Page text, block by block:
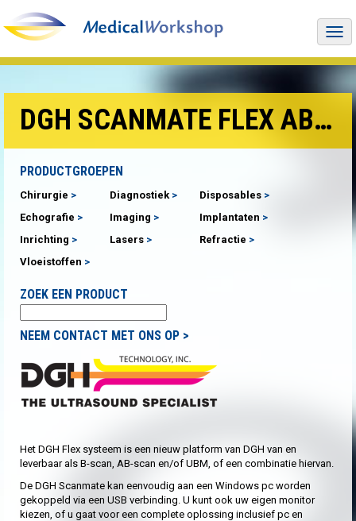
DGH SCANMATE FLEX AB SCAN
PRODUCTGROEPEN
Chirurgie Diagnostiek
Disposables
Echografie
Imaging
Implantaten
Inrichting
Lasers
Refractie
Vloeistoffen
ZOEK EEN PRODUCT
NEEM CONTACT MET ONS OP >
Het DGH Flex systeem is een nieuw platform van DGH van en
leverbaar als B-scan, AB-scan en/of UBM, of een combinatie hiervan.
De DGH Scanmate kan eenvoudig aan een Windows pc worden
gekoppeld via een USB verbinding. U kunt ook uw eigen monitor
kiezen, of u gaat voor een complete oplossing inclusief pc en